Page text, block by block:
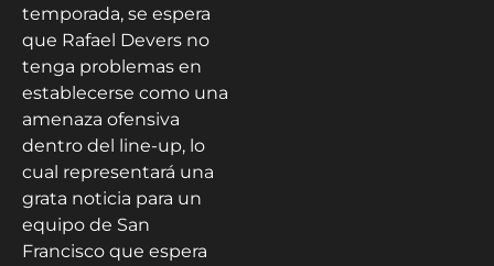
temporada, se espera
que Rafael Devers no
tenga problemas en
establecerse como una
amenaza ofensiva
dentro del line-up, lo
cual representará una
grata noticia para un
equipo de San
Francisco que espera